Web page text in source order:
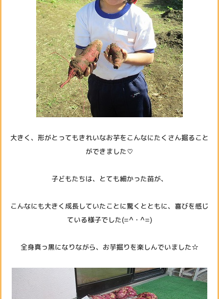
大きく、形がとってもきれいなお芋をこんなにたくさん掘ること
ができました♡
子どもたちは、とても細かった苗が、
こんなにも大きく成長していたことに驚くとともに、喜びを感じ
ている様子でした(=^・^=)
全身真っ黒になりながら、お芋掘りを楽しんでいました☆